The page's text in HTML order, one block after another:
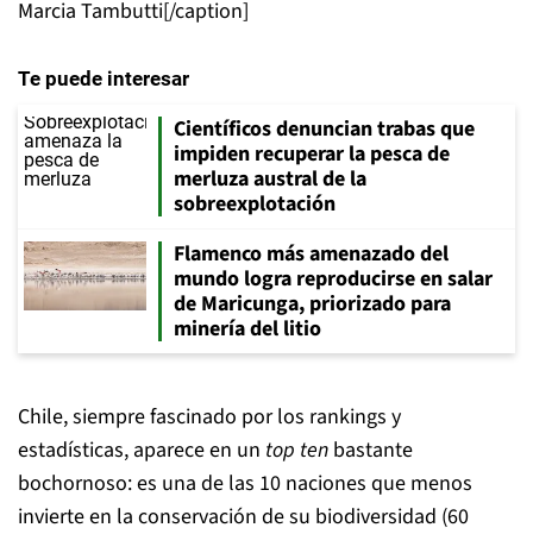
Marcia Tambutti[/caption]
Te puede interesar
Científicos denuncian trabas que
impiden recuperar la pesca de
merluza austral de la
sobreexplotación
Flamenco más amenazado del
mundo logra reproducirse en salar
de Maricunga, priorizado para
minería del litio
Chile, siempre fascinado por los rankings y
estadísticas, aparece en un top ten bastante
bochornoso: es una de las 10 naciones que menos
invierte en la conservación de su biodiversidad (60